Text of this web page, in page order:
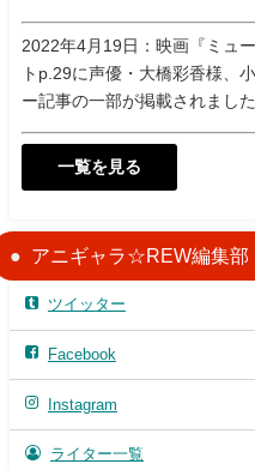
2022年4月19日：映画『ミュ
トp.29に声優・大橋彩香様、
ー記事の一部が掲載されました
一覧を見る
アニギャラ☆REW編集部
ツイッター
Facebook
Instagram
ライター一覧